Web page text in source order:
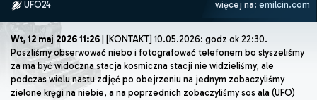
UFO24 więcej na: emilcin.com
Wt, 12 maj 2026 11:26 | [KONTAKT] 10.05.2026: godz ok 22:30.
Poszliśmy obserwować niebo i fotografować telefonem bo słyszeliśmy
za ma być widoczna stacja kosmiczna stacji nie widzieliśmy, ale
podczas wielu nastu zdjęć po obejrzeniu na jednym zobaczyliśmy
zielone kręgi na niebie, a na poprzednich zobaczyliśmy sos ala (UFO)